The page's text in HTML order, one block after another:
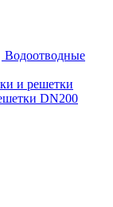
Водоотводные
и решетки
DN200